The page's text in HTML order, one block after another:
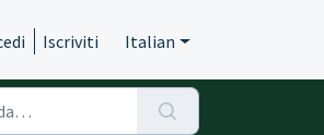
Iscriviti Italian